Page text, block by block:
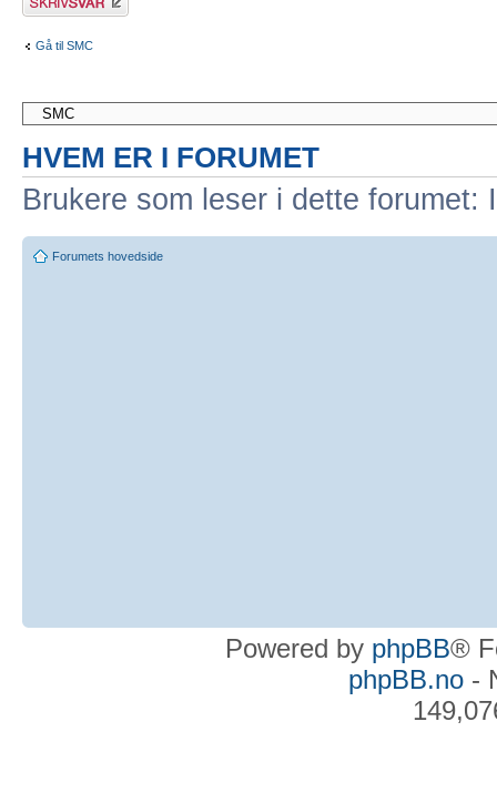
Gå til SMC
HVEM ER I FORUMET
Brukere som leser i dette
Forumets hovedside
Powered by phpBB®
phpBB.no-